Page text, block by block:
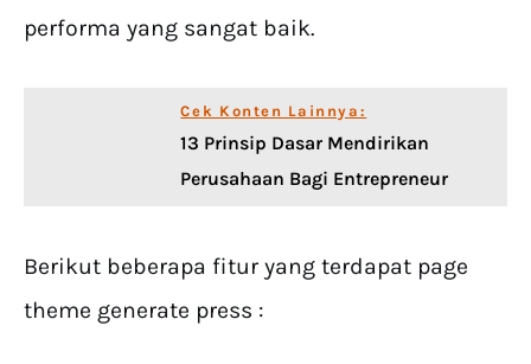
performa yang sangat baik.
Cek Konten Lainnya:
13 Prinsip Dasar Mendirikan
Perusahaan Bagi Entrepreneur
Berikut beberapa fitur yang terdapat page
theme generate press :